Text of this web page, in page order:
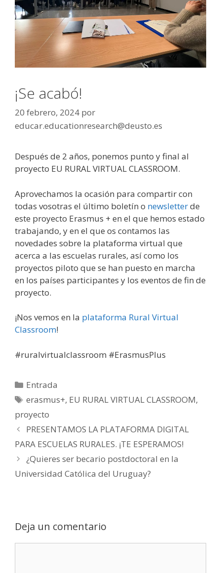
¡Se acabó!
20 febrero, 2024 por
educar.educationresearch@deusto.es
Después de 2 años, ponemos punto y final al
proyecto EU RURAL VIRTUAL CLASSROOM.
Aprovechamos la ocasión para compartir con
todas vosotras el último boletín o newsletterde
este proyecto Erasmus + en el que hemos estado
trabajando, y en el que os contamos las
novedades sobre la plataforma virtual que
acerca a las escuelas rurales, así como los
proyectos piloto que se han puesto en marcha
en los países participantes y los eventos de fin de
proyecto.
¡Nos vemos en la plataforma Rural Virtual
Classroom!
#ruralvirtualclassroom #ErasmusPlus
Categorías
Entrada
Etiquetas
erasmus+, EU RURAL VIRTUAL CLASSROOM,
proyecto
PRESENTAMOS LA PLATAFORMA DIGITAL
PARA ESCUELAS RURALES. ¡TE ESPERAMOS!
¿Quieres ser becario postdoctoral en la
Universidad Católica del Uruguay?
Deja un comentario